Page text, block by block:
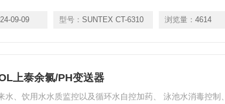
进入设定
09-09 型号： SUNTEX CT-6310 浏览量： 4614
上泰余氯/PH变送器
水、饮用水水质监控以及循环水自控加药、 泳池水消毒控制、